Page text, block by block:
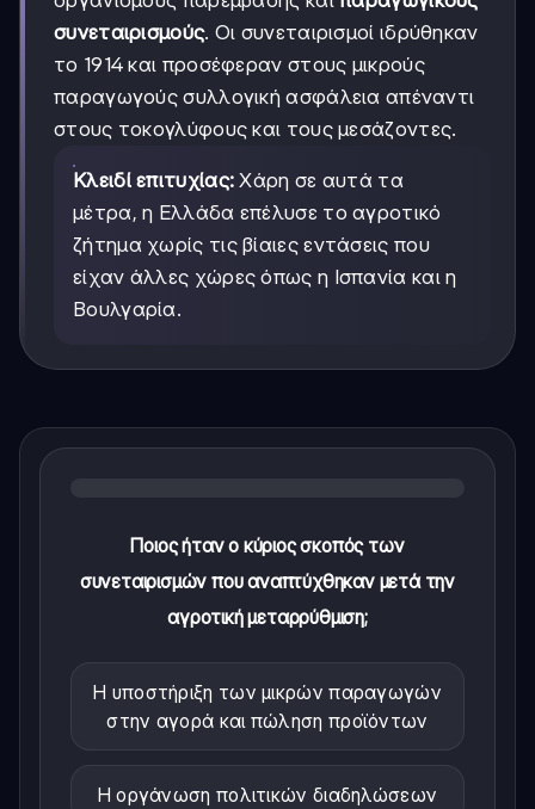
συνεταιρισμούς. Οι συνεταιρισμοί ιδρύθηκαν
το 1914 και προσέφεραν στους μικρούς
παραγωγούς συλλογική ασφάλεια απέναντι
στους τοκογλύφους και τους μεσάζοντες.
Κλειδί επιτυχίας: Χάρη σε αυτά τα
μέτρα, η Ελλάδα επέλυσε το αγροτικό
ζήτημα χωρίς τις βίαιες εντάσεις που
είχαν άλλες χώρες όπως η Ισπανία και η
Βουλγαρία.
Ποιος ήταν ο κύριος σκοπός των
συνεταιρισμών που αναπτύχθηκαν μετά την
αγροτική μεταρρύθμιση;
Η υποστήριξη των μικρών παραγωγών
στην αγορά και πώληση προϊόντων
Η οργάνωση πολιτικών διαδηλώσεων